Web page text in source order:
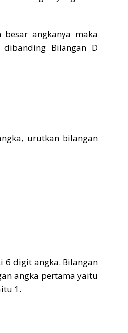
angkanya maka
Bilangan D
urutkan bilangan
6 digit angka. Bilangan
angka pertama yaitu
1.